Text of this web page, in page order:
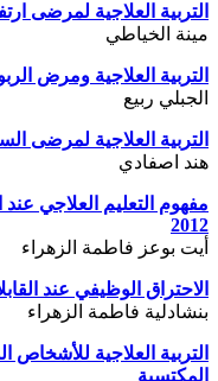
التربية العلاجية لمرضى
مينة الخياطي
التربية العلاجية ومرض
الجبلي ربيع
التربية العلاجية لمرضى
هند اصفادي
2012
أيت بوعز فاطمة الزهراء
الاحتراق الوظيفي عند
بنشادلية فاطمة الزهراء
التربية العلاجية
المكتسبة